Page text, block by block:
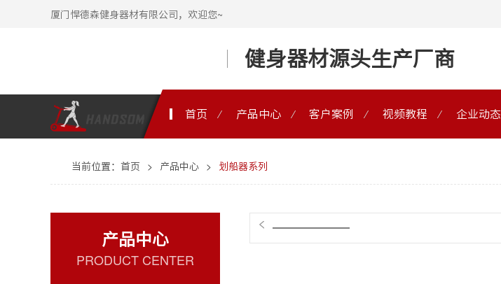
厦门悍德森健身器材有限公司，欢迎您~
健身器材源头生产厂商
首页 产品中心 客户案例 视频教程 企业动态
当前位置： 首页 > 产品中心 > 划船器系列
产品中心
PRODUCT CENTER
<